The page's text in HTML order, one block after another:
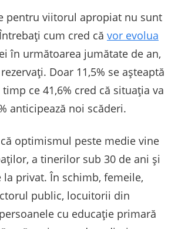
pentru viitorul apropiat nu sunt
cum cred că vor evolua
în următoarea jumătate de an,
Doar 11,5% se așteaptă
ce 41,6% cred că situația va
anticipează noi scăderi.
optimismul peste medie vine
a tinerilor sub 30 de ani și
la privat. În schimb, femeile,
public, locuitorii din
cu educație primară